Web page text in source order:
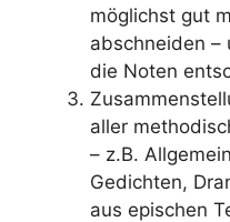
möglichst gut
abschneiden –
die Noten
aller
– z.B.
Gedichten,
aus epischen